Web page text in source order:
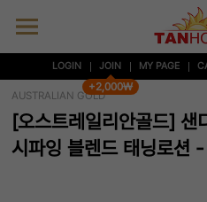
LOGIN JOIN
+2,000₩
MY PAGE
AUSTRALIAN GOLD
[오스트레일리안골드] 샌
시파잉 블렌드 태닝로션